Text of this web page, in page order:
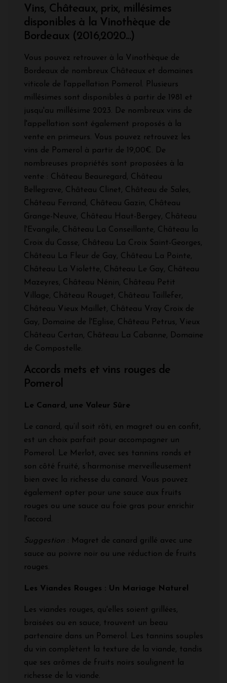
Vins, Châteaux, prix, millésimes
disponibles à la Vinothèque de
Bordeaux (2016,2020...)
Vous pouvez retrouver à la Vinothèque de
Bordeaux de nombreux Châteaux et domaines
viticole de l'appellation Pomerol. Plusieurs
millésimes sont disponibles à partir de 1981 et
jusqu'au millésime 2023. De nombreux vins de
l'appellation sont également proposés à la
vente en primeurs. Vous pouvez retrouvez les
vins de Pomerol à partir de 19,00€. De
nombreuses propriétés sont proposées à la
vente : Château Beauregard, Château
Bellegrave, Château Clinet, Château de Sales,
Château Ferrand, Château Gazin, Château
Grange-Neuve, Château Haut-Bergey, Château
l'Evangile, Château La Conseillante, Château la
Croix du Casse, Château La Croix Saint-Georges,
Château La Fleur de Gay, Château La Pointe,
Château La Violette, Château Le Gay, Château
Mazeyres, Château Nénin, Château Petit
Village, Château Rouget, Château Taillefer,
Château Vieux Maillet, Château Vray Croix de
Gay, Domaine de l'Eglise, Château Petrus, Vieux
Château Certan, Château La Cabanne, Domaine
de Compostelle.
Accords mets et vins rouges de
Pomerol
Le Canard, une Valeur Sûre
Le canard, qu’il soit rôti, en magret ou en confit,
est un choix parfait pour accompagner un
Pomerol. Le Merlot, avec ses tannins ronds et
son côté fruité, s’harmonise merveilleusement
bien avec la richesse du canard. Vous pouvez
également opter pour une sauce aux fruits
rouges ou une sauce au foie gras pour enrichir
l'accord.
Suggestion : Magret de canard grillé avec une
sauce au poivre noir ou une réduction de fruits
rouges.
Les Viandes Rouges : Un Mariage Naturel
Les viandes rouges, qu'elles soient grillées,
braisées ou en sauce, trouvent un beau
partenaire dans un Pomerol. Les tannins souples
du vin complètent la texture de la viande, tandis
que ses arômes de fruits noirs soulignent la
richesse de la viande.